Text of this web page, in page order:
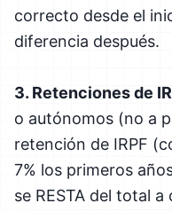
correcto desde el
diferencia después.
3. Retenciones de
o autónomos (no a
retención de IRPF
7% los primeros
se RESTA del total a